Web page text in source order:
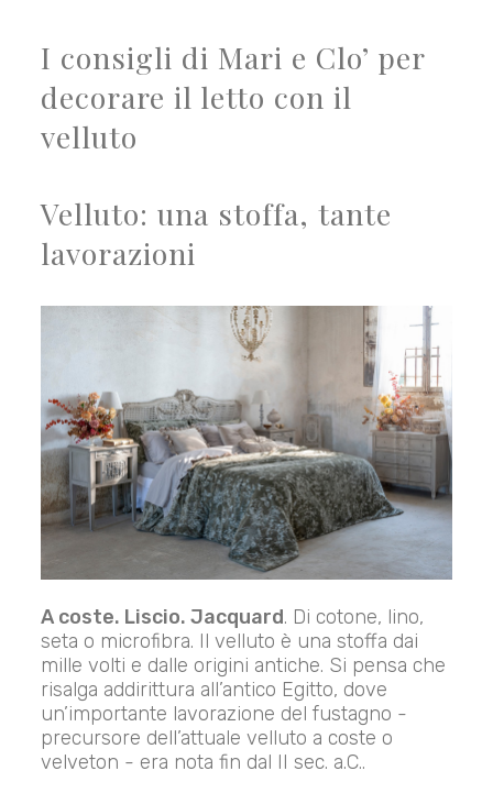
I consigli di Mari e Clo’ per
decorare il letto con il
velluto
Velluto: una stoffa, tante
lavorazioni
A coste. Liscio. Jacquard. Di cotone, lino,
seta o microfibra. Il velluto è una stoffa dai
mille volti e dalle origini antiche. Si pensa che
risalga addirittura all’antico Egitto, dove
un’importante lavorazione del fustagno -
precursore dell’attuale velluto a coste o
velveton - era nota fin dal II sec. a.C..